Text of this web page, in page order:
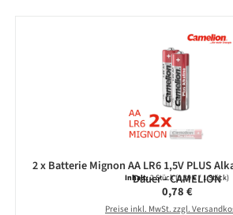
2 x Batterie Mignon AA LR6 1,5V PLUS
Dauer - CAMELION
Inhalt:2 Stück(0,39 € / 1 Stück)
Regulärer Preis:
0,78 €
Preise inkl. MwSt. zzgl.